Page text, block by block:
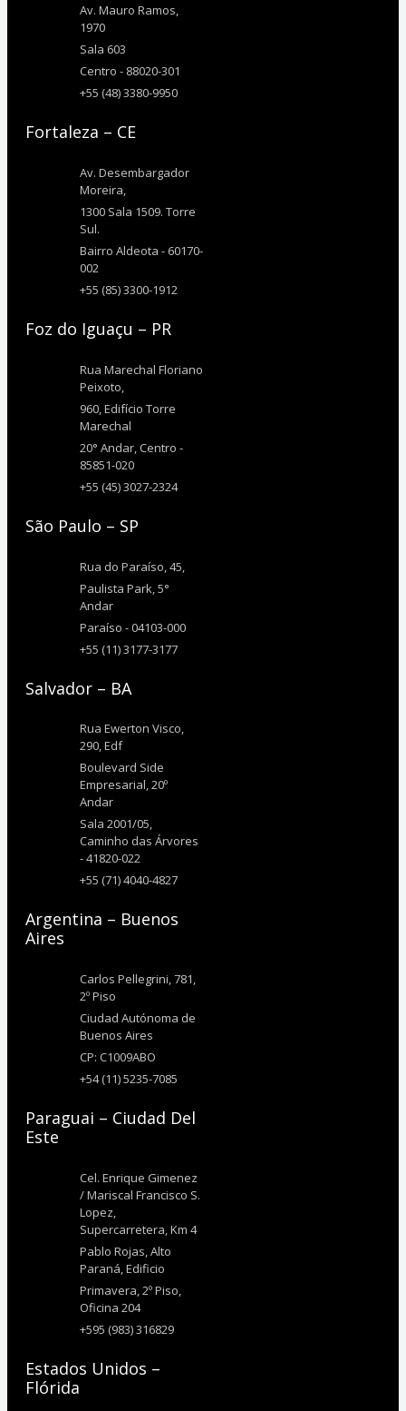
Av. Mauro Ramos,
1970
Sala 603
Centro - 88020-301
+55 (48) 3380-9950
Fortaleza – CE
Av. Desembargador
Moreira,
1300 Sala 1509. Torre
Sul.
Bairro Aldeota - 60170-
002
+55 (85) 3300-1912
Foz do Iguaçu – PR
Rua Marechal Floriano
Peixoto,
960, Edifício Torre
Marechal
20° Andar, Centro -
85851-020
+55 (45) 3027-2324
São Paulo – SP
Rua do Paraíso, 45,
Paulista Park, 5°
Andar
Paraíso - 04103-000
+55 (11) 3177-3177
Salvador – BA
Rua Ewerton Visco,
290, Edf
Boulevard Side
Empresarial, 20º
Andar
Sala 2001/05,
Caminho das Árvores
- 41820-022
+55 (71) 4040-4827
Argentina – Buenos
Aires
Carlos Pellegrini, 781,
2º Piso
Ciudad Autónoma de
Buenos Aires
CP: C1009ABO
+54 (11) 5235-7085
Paraguai – Ciudad Del
Este
Cel. Enrique Gimenez
/ Mariscal Francisco S.
Lopez,
Supercarretera, Km 4
Pablo Rojas, Alto
Paraná, Edificio
Primavera, 2º Piso,
Oficina 204
+595 (983) 316829
Estados Unidos –
Flórida